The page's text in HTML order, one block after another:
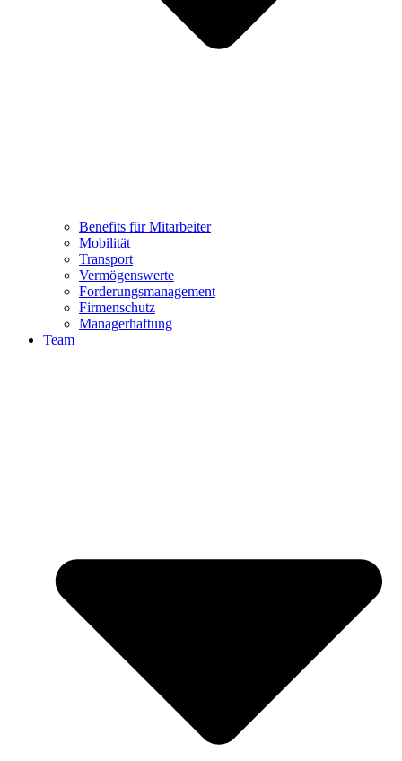
Benefits für Mitarbeiter
Mobilität
Transport
Vermögenswerte
Forderungsmanagement
Firmenschutz
Managerhaftung
Team